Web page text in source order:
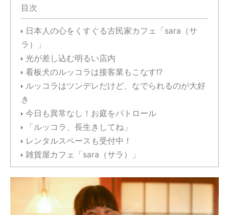
目次
日本人の心をくすぐる古民家カフェ「sara（サ
ラ）」
光が差し込む明るい店内
看板犬のルッコラは接客業もこなす!?
ルッコラはツンデレだけど、なでられるのが大好
き
今日も異常なし！お庭をパトロール
「ルッコラ、長生きしてね」
レンタルスペースも受付中！
雑貨屋カフェ「sara（サラ）」